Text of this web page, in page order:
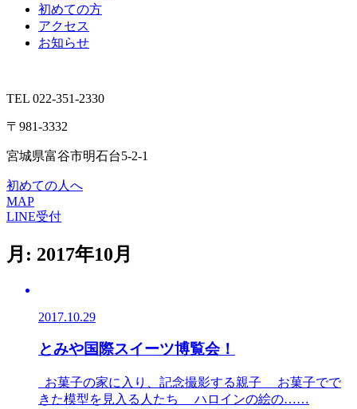
初めての方
アクセス
お知らせ
TEL 022-351-2330
〒981-3332
宮城県富谷市明石台5-2-1
初めての人へ
MAP
LINE受付
月: 2017年10月
2017.10.29
とみや国際スイーツ博覧会！
お菓子の家に入り、記念撮影する親子 お菓子でで
きた模型を見入る人たち ハロインの絵の……